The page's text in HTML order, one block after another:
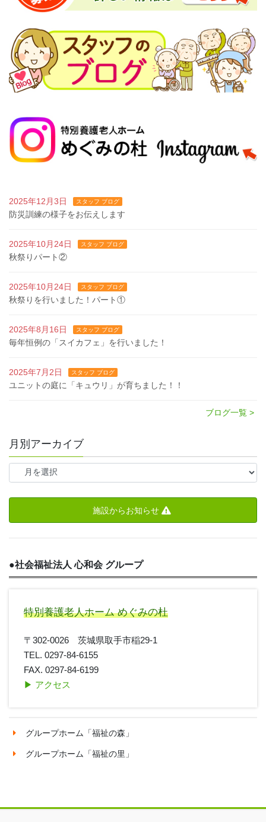
2025年12月3日 スタッフ ブログ
防災訓練の様子をお伝えします
2025年10月24日 スタッフ ブログ
秋祭りパート②
2025年10月24日 スタッフ ブログ
秋祭りを行いました！パート①
2025年8月16日 スタッフ ブログ
毎年恒例の「スイカフェ」を行いました！
2025年7月2日 スタッフ ブログ
ユニットの庭に「キュウリ」が育ちました！！
ブログ一覧 >
月別アーカイブ
施設からお知らせ
●社会福祉法人 心和会 グループ
特別養護老人ホーム めぐみの杜
〒302-0026 茨城県取手市稲29-1
TEL. 0297-84-6155
FAX. 0297-84-6199
▶︎ アクセス
グループホーム「福祉の森」
グループホーム「福祉の里」